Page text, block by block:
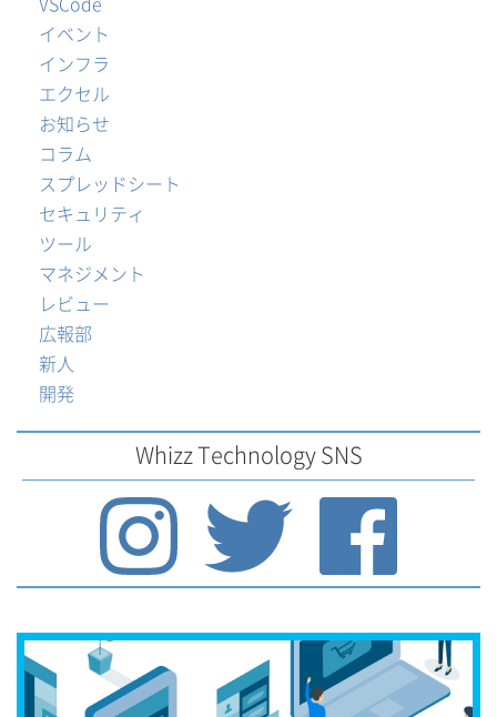
イベント
インフラ
エクセル
お知らせ
コラム
スプレッドシート
セキュリティ
ツール
マネジメント
レビュー
広報部
新人
開発
Whizz Technology SNS